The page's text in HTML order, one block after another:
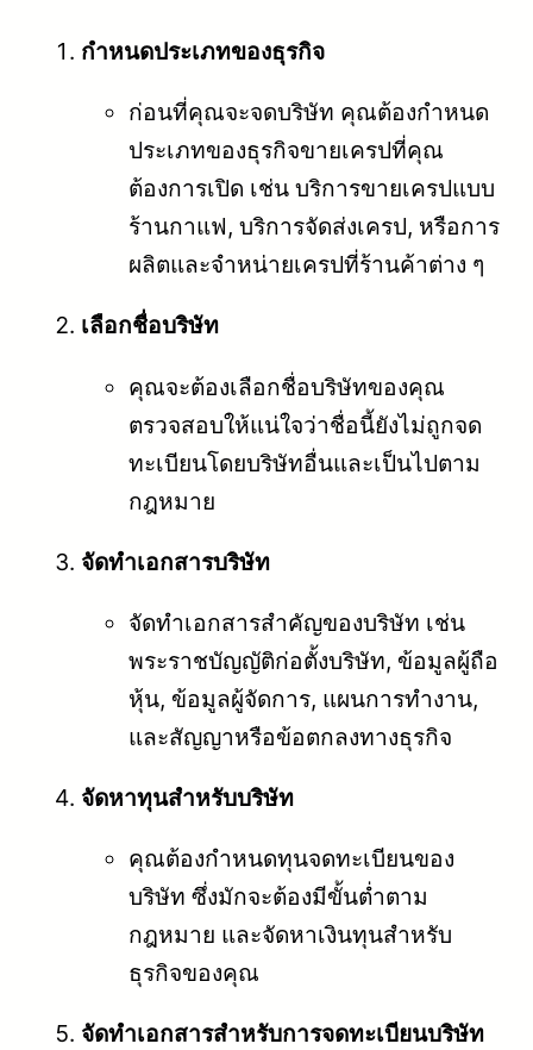
กำหนดประเภทของธุรกิจ
ก่อนที่คุณจะจดบริษัท คุณต้องกำหนด
ประเภทของธุรกิจขายเครปที่คุณ
ต้องการเปิด เช่น บริการขายเครปแบบ
ร้านกาแฟ, บริการจัดส่งเครป, หรือการ
ผลิตและจำหน่ายเครปที่ร้านค้าต่าง ๆ
เลือกชื่อบริษัท
คุณจะต้องเลือกชื่อบริษัทของคุณ
ตรวจสอบให้แน่ใจว่าชื่อนี้ยังไม่ถูกจด
ทะเบียนโดยบริษัทอื่นและเป็นไปตาม
กฎหมาย
จัดทำเอกสารบริษัท
จัดทำเอกสารสำคัญของบริษัท เช่น
พระราชบัญญัติก่อตั้งบริษัท, ข้อมูลผู้ถือ
หุ้น, ข้อมูลผู้จัดการ, แผนการทำงาน,
และสัญญาหรือข้อตกลงทางธุรกิจ
จัดหาทุนสำหรับบริษัท
คุณต้องกำหนดทุนจดทะเบียนของ
บริษัท ซึ่งมักจะต้องมีขั้นต่ำตาม
กฎหมาย และจัดหาเงินทุนสำหรับ
ธุรกิจของคุณ
จัดทำเอกสารสำหรับการจดทะเบียนบริษัท